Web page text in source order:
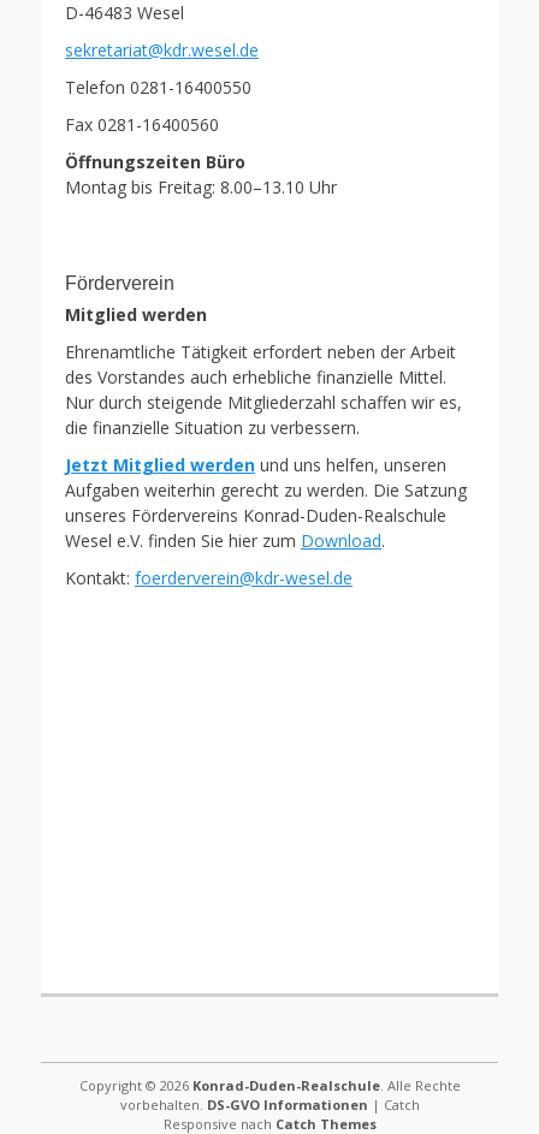
D-46483 Wesel
sekretariat@kdr.wesel.de
Telefon 0281-16400550
Fax 0281-16400560
Öffnungszeiten Büro
Montag bis Freitag: 8.00–13.10 Uhr
Förderverein
Mitglied werden
Ehrenamtliche Tätigkeit erfordert neben der Arbeit
des Vorstandes auch erhebliche finanzielle Mittel.
Nur durch steigende Mitgliederzahl schaffen wir es,
die finanzielle Situation zu verbessern.
Jetzt Mitglied werden und uns helfen, unseren
Aufgaben weiterhin gerecht zu werden. Die Satzung
unseres Fördervereins Konrad-Duden-Realschule
Wesel e.V. finden Sie hier zum Download.
Kontakt: foerderverein@kdr-wesel.de
Copyright © 2026 Konrad-Duden-Realschule. Alle Rechte
vorbehalten. DS-GVO Informationen | Catch
Responsive nach Catch Themes